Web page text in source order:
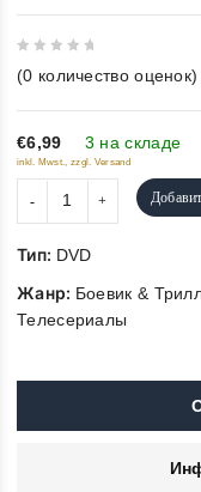
out
of
5
(0 количество оценок)
€6,99 3 на складе
inkl. Mwst., zzgl. Versand
Тип: DVD
Жанр: Боевик &
Телесериалы